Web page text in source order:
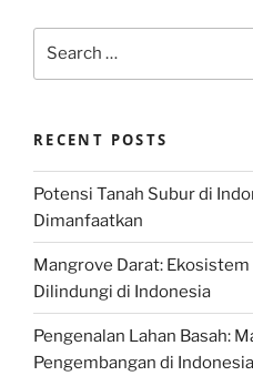
RECENT POSTS
Potensi Tanah Subur di
Dimanfaatkan
Mangrove Darat:
Dilindungi di Indonesia
Pengenalan Lahan Basah:
Pengembangan di Indonesia